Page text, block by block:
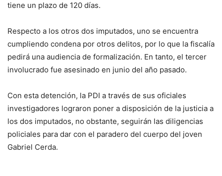
tiene un plazo de 120 días.
Respecto a los otros dos imputados, uno se encuentra
cumpliendo condena por otros delitos, por lo que la fiscalía
pedirá una audiencia de formalización. En tanto, el tercer
involucrado fue asesinado en junio del año pasado.
Con esta detención, la PDI a través de sus oficiales
investigadores lograron poner a disposición de la justicia a
los dos imputados, no obstante, seguirán las diligencias
policiales para dar con el paradero del cuerpo del joven
Gabriel Cerda.